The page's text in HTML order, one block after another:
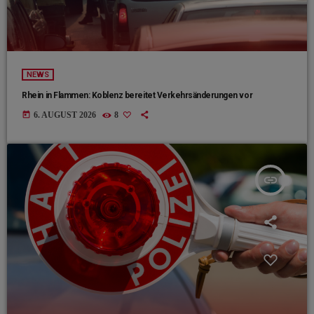
NEWS
Rhein in Flammen: Koblenz bereitet Verkehrsänderungen vor
today 6. AUGUST 2026 8
insert_link